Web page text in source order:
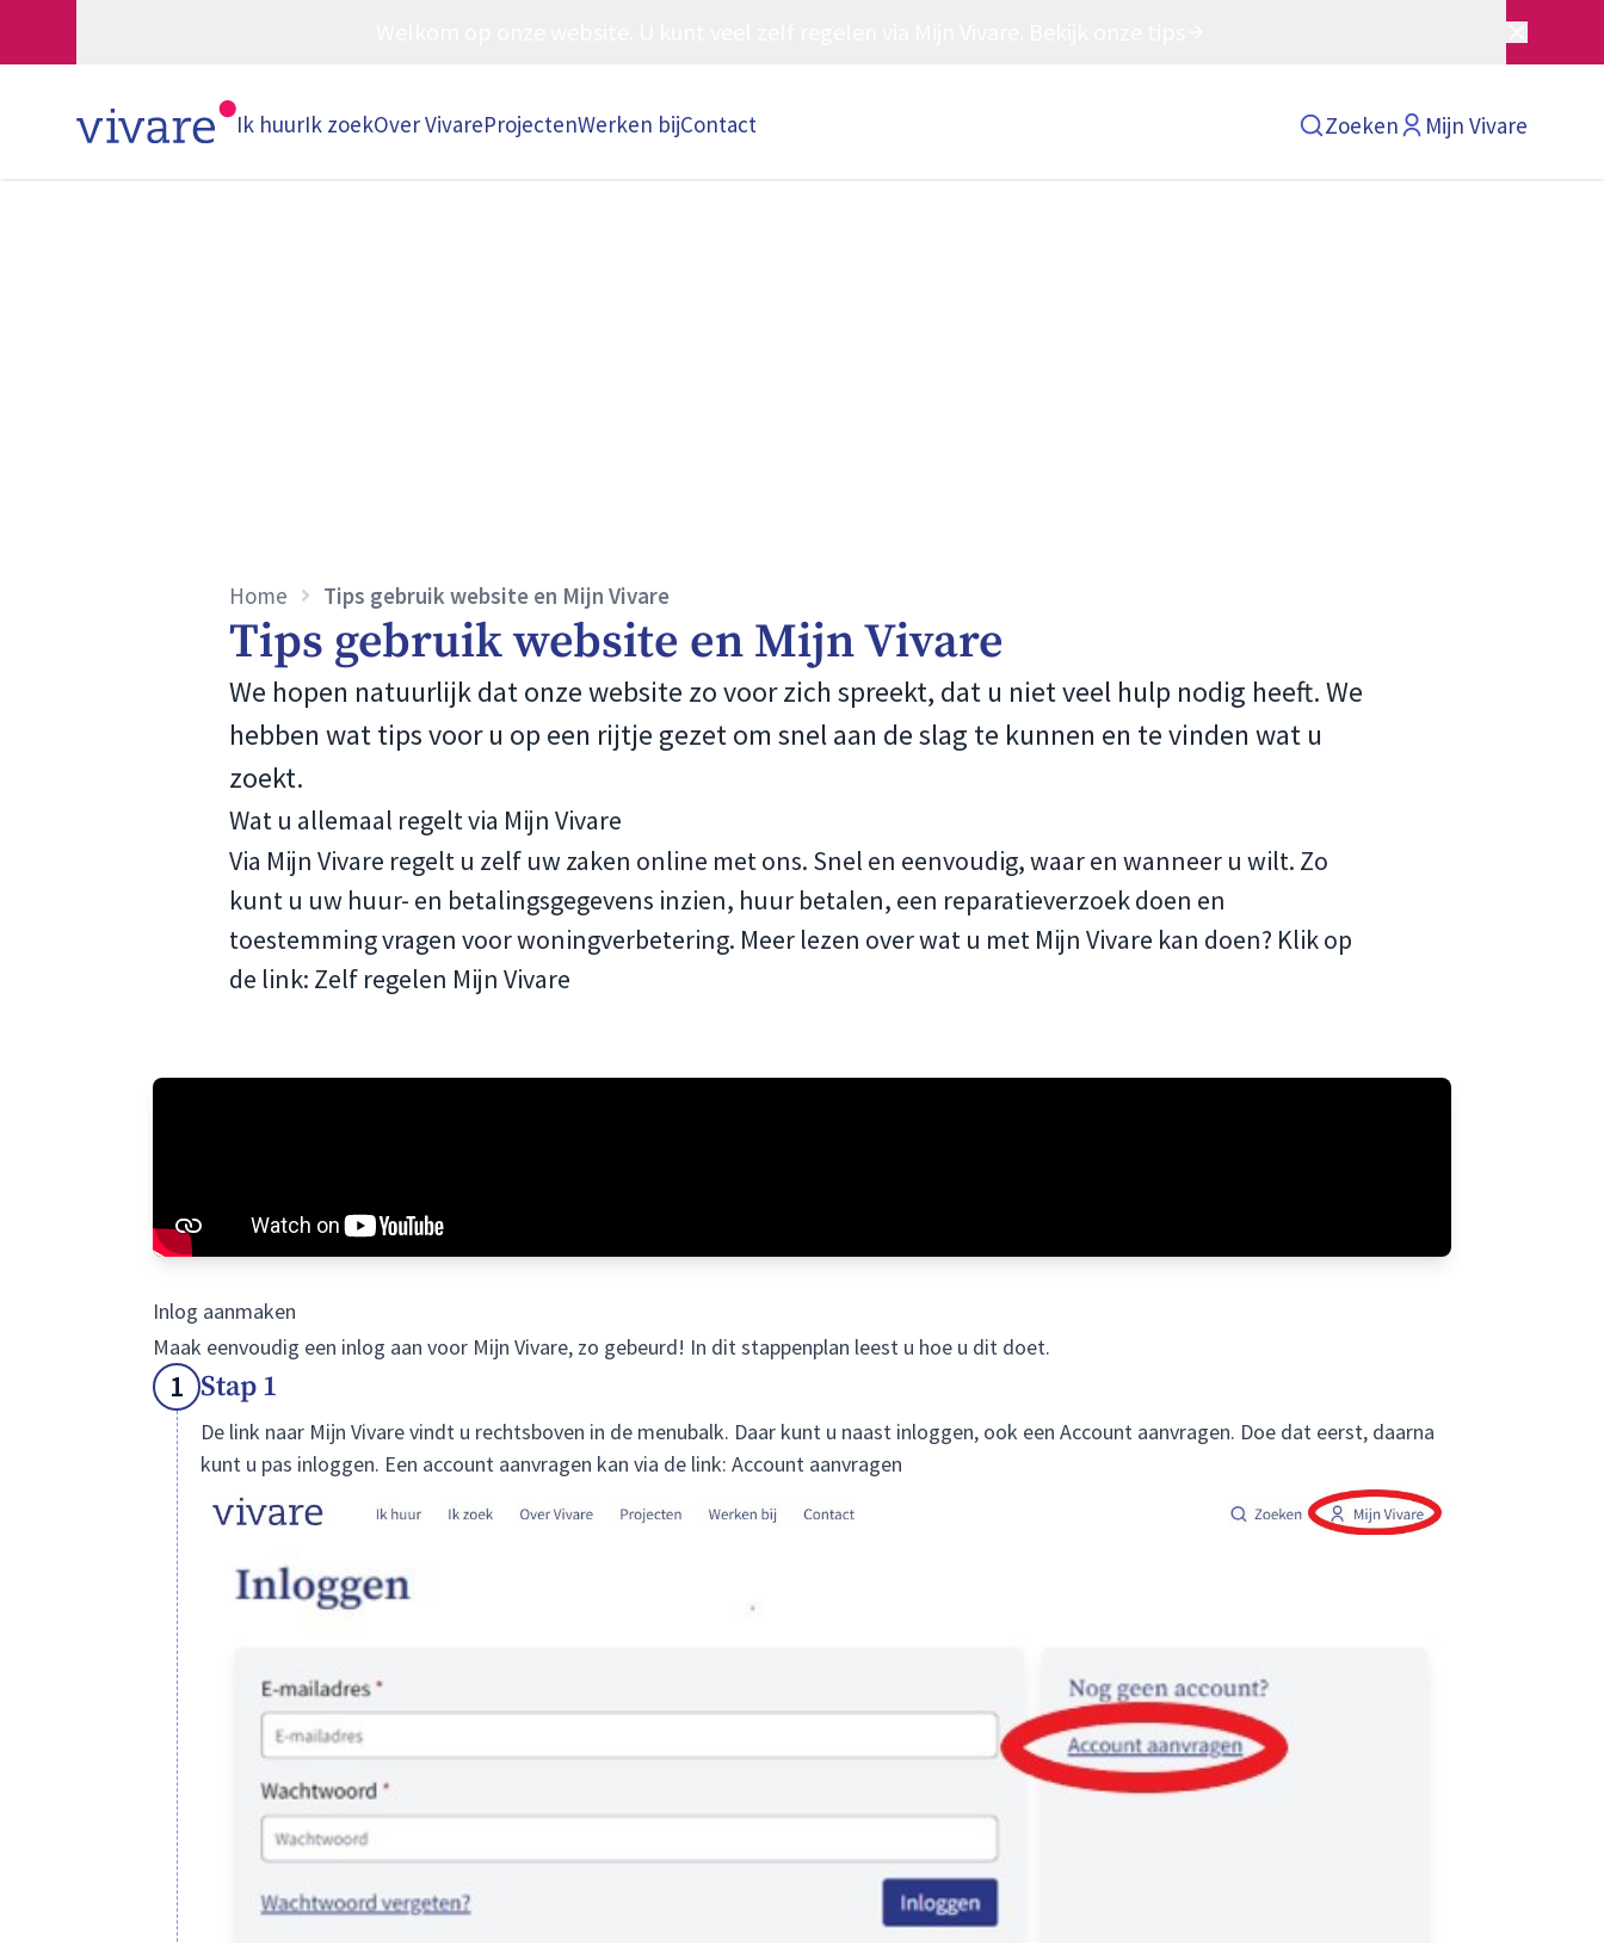
Ik huurIk zoekOver VivareProjectenWerken bijContact Zoeken Mijn Vivare
Home Tips gebruik website en Mijn Vivare
Tips gebruik website en Mijn Vivare
We hopen natuurlijk dat onze website zo voor zich spreekt, dat u niet veel hulp nodig heeft. We
hebben wat tips voor u op een rijtje gezet om snel aan de slag te kunnen en te vinden wat u
zoekt.
Wat u allemaal regelt via Mijn Vivare
Via Mijn Vivare regelt u zelf uw zaken online met ons. Snel en eenvoudig, waar en wanneer u wilt. Zo
kunt u uw huur- en betalingsgegevens inzien, huur betalen, een reparatieverzoek doen en
toestemming vragen voor woningverbetering. Meer lezen over wat u met Mijn Vivare kan doen? Klik op
de link: Zelf regelen Mijn Vivare
Inlog aanmaken
Maak eenvoudig een inlog aan voor Mijn Vivare, zo gebeurd! In dit stappenplan leest u hoe u dit doet.
1 Stap 1
De link naar Mijn Vivare vindt u rechtsboven in de menubalk. Daar kunt u naast inloggen, ook een Account aanvragen. Doe dat eerst, daarna
kunt u pas inloggen. Een account aanvragen kan via de link: Account aanvragen